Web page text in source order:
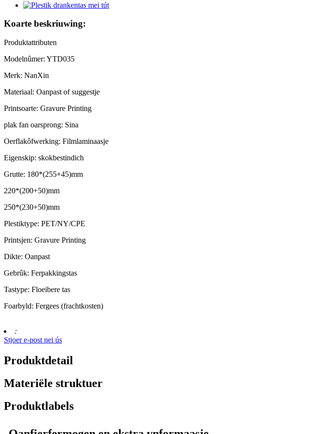
Koarte beskriuwing:
Produktattributen
Modelnûmer: YTD035
Merk: NanXin
Materiaal: Oanpast of suggestje
Printsoarte: Gravure Printing
plak fan oarsprong: Sina
Oerflakôfwerking: Filmlaminaasje
Eigenskip: skokbestindich
Grutte: 180*(255+45)mm
220*(200+50)mm
250*(230+50)mm
Plestiktype: PET/NY/CPE
Printsjen: Gravure Printing
Dikte: Oanpast
Gebrûk: Ferpakkingstas
Tastype: Floeibere tas
Foarbyld: Fergees (frachtkosten)
:
Stjoer e-post nei ús
Produktdetail
Materiële struktuer
Produktlabels